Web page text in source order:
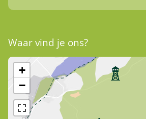
Waar vind je ons?
+
−